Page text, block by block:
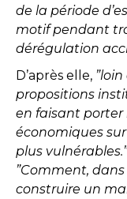
de la période
motif pendant
dérégulation
D’après elle,
propositions
en faisant porter
économiques
plus vulnérables.”
”Comment,
construire un